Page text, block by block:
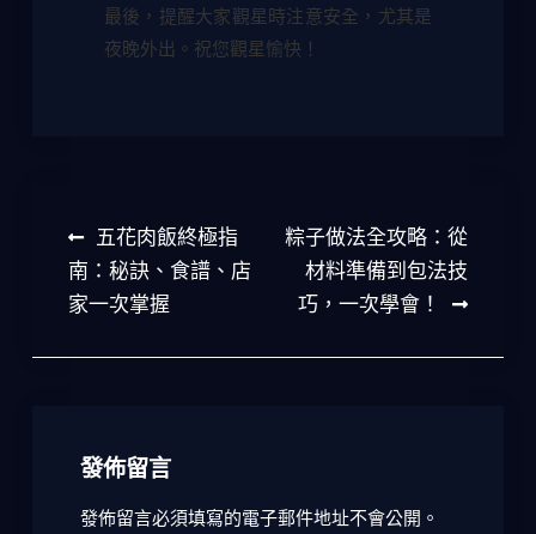
最後，提醒大家觀星時注意安全，尤其是
夜晚外出。祝您觀星愉快！
文
章
導
覽
五花肉飯終極指
南：秘訣、食譜、店
家一次掌握
粽子做法全攻略：從
材料準備到包法技
巧，一次學會！
發佈留言
發佈留言必須填寫的電子郵件地址不會公開。